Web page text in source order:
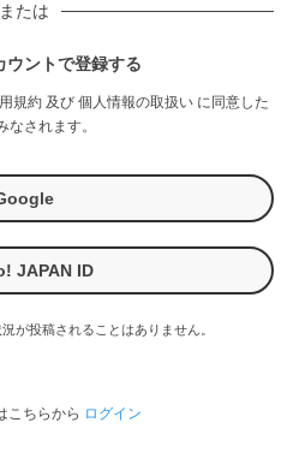
または
ウントで登録する
規約 及び 個人情報の取扱い に同意した
なされます。
JAPAN ID
が投稿されることはありません。
こちらから ログイン